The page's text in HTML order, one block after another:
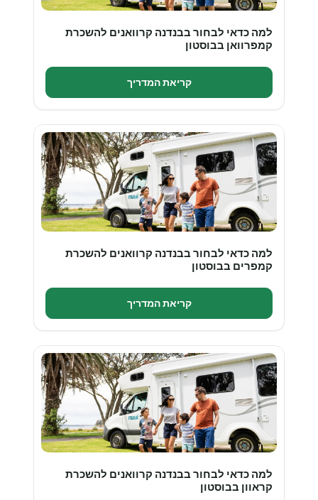
למה כדאי לבחור בבנדנה קרוואנים להשכרת
קמפרוואן בבוסטון
קריאת המדריך
למה כדאי לבחור בבנדנה קרוואנים להשכרת
קמפרים בבוסטון
קריאת המדריך
למה כדאי לבחור בבנדנה קרוואנים להשכרת
קראוון בבוסטון